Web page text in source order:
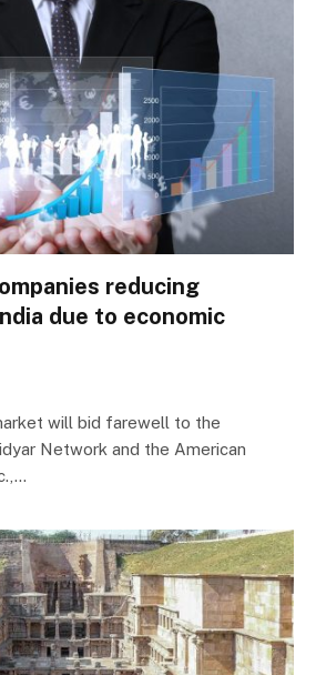
reducing
due to economic
will bid farewell to the
Network and the American